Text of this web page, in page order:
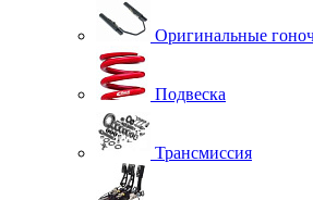
Оригинальные
Подвеска
Трансмиссия